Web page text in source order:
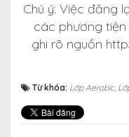
Chú ý: Việc đăng
các phương
ghi rõ nguồn
Từ khóa: Lớp Aerobic,